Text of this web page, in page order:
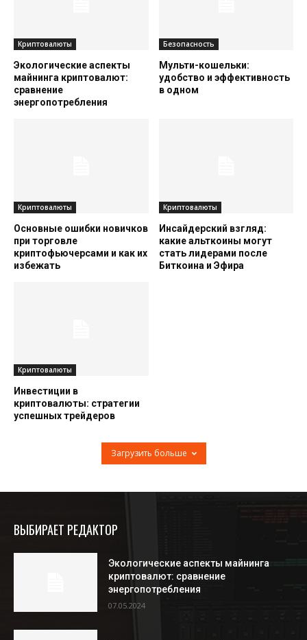
Криптовалюты
Экологические аспекты
майнинга криптовалют:
сравнение
энергопотребления
Безопасность
Мульти-кошельки:
удобство и эффективность
в одном
Криптовалюты
Основные ошибки новичков
при торговле
криптофьючерсами и как их
избежать
Криптовалюты
Инсайдерский взгляд:
какие альткоины могут
стать лидерами после
Биткоина и Эфира
Криптовалюты
Инвестиции в
криптовалюты: стратегии
успешных трейдеров
Загрузить больше
ВЫБИРАЕТ РЕДАКТОР
Экологические аспекты майнинга
криптовалют: сравнение
энергопотребления
07.05.2024